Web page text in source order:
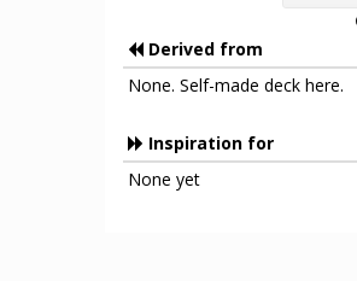
Derived from
None. Self-made deck here.
Inspiration for
None yet